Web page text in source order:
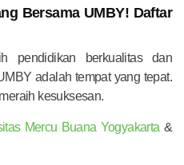
Bersama UMBY! Daftar
pendidikan berkualitas dan
adalah tempat yang tepat.
kesuksesan.
Mercu Buana Yogyakarta &